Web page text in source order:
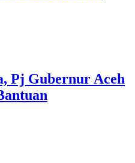
Pj Gubernur Aceh